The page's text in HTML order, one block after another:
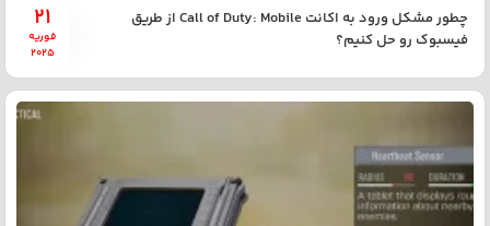
21
فوریه
2025
چطور مشکل ورود به اکانت Call of Duty: Mobile از طریق
فیسبوک رو حل کنیم؟